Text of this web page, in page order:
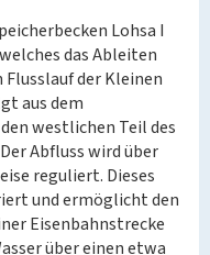
Lohsa I
das Ableiten
Flusslauf der Kleinen
aus dem
westlichen Teil des
Abfluss wird über
reguliert. Dieses
und ermöglicht den
Eisenbahnstrecke
über einen etwa